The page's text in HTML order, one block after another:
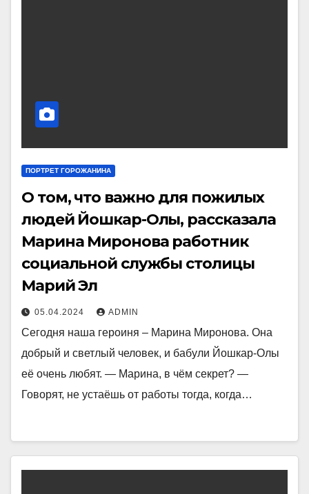
ПОРТРЕТ ГОРОЖАНИНА
О том, что важно для пожилых
людей Йошкар-Олы, рассказала
Марина Миронова работник
социальной службы столицы
Марий Эл
05.04.2024 ADMIN
Сегодня наша героиня – Марина Миронова. Она
добрый и светлый человек, и бабули Йошкар-Олы
её очень любят. — Марина, в чём секрет? —
Говорят, не устаёшь от работы тогда, когда…